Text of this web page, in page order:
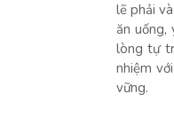
lẽ phải
ăn
lòng tự
nhiệm
vững.